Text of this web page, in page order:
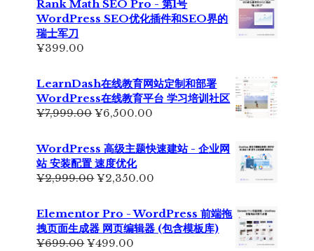
¥6,990.00。
格
为：
Rank Math SEO Pro - 第1号
WordPress SEO优化插件和SEO界的
瑞士军刀
¥399.00
LearnDash在线教育网站定制和部署
WordPress在线教育平台 学习培训社区
¥7,999.00原
为：
¥7,999.00。
¥6,500.00
价
格
WordPress 高级主题快速建站 - 企业网
站 安装配置 速度优化
¥2,999.00原
为：
¥2,999.00。
¥2,350.00
价
格
为：
Elementor Pro - WordPress 前端拖
拽页面生成器 网页编辑器 (包含模板库)
¥699.00原
¥499.00